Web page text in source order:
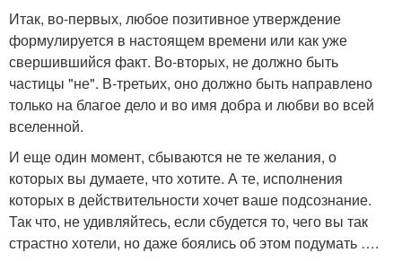
Итак, во-первых, любое позитивное утверждение
формулируется в настоящем времени или как уже
свершившийся факт. Во-вторых, не должно быть
частицы "не". В-третьих, оно должно быть направлено
только на благое дело и во имя добра и любви во всей
вселенной.
И еще один момент, сбываются не те желания, о
которых вы думаете, что хотите. А те, исполнения
которых в действительности хочет ваше подсознание.
Так что, не удивляйтесь, если сбудется то, чего вы так
страстно хотели, но даже боялись об этом подумать ….